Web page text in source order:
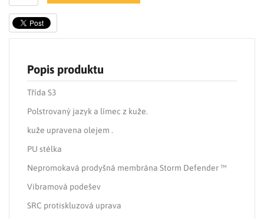
Popis produktu
Třída S3
Polstrovaný jazyk a límec z kuže.
kuže upravena olejem .
PU stélka
Nepromokavá prodyšná membrána Storm Defender ™
Vibramová podešev
SRC protiskluzová uprava